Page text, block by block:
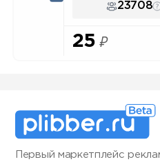
23708
25 ₽
Первый маркетплейс